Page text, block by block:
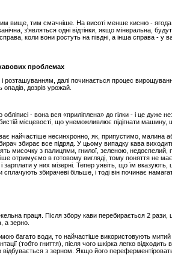
вище, тим смачніше. На висоті менше кисню -
з'являться одні відтінки, якщо мінеральна,
коли вони ростуть на півдні, а інша справа - у
проблемах
далі починається процес
опадів, дозрів урожай.
- вона вся «приліплена» до гілки - і це дуже
місцевості, що унеможливлює підігнати
найчастіше несинхронно, як, припустимо, малина
збирає все підряд. У цьому випадку кава
мисочку з палицями, гнилої, зеленою, недоспелий,
отримуємо в готовому вигляді, тому поняття не
зарплати у них мізерні. Тепер уявіть, що їм
збирачеві більше, і тоді він починає
праця. Після збору кави перебирається 2
а зерно.
багато води, то найчастіше використовують
(тобто гниття), після чого шкірка легко
відбувається з зерном. Якщо його